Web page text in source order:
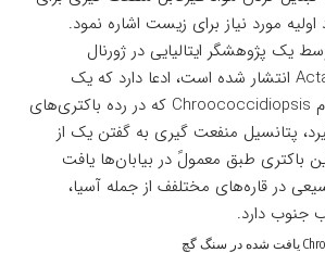
مورد نیاز برای زیست اشاره نمود.
یک پژوهشگر ایتالیایی در ژورنال
انتشار شده است، ادعا دارد که یک
سیانوباکتر خاص به نام Chroococcidiopsis که در رده باکتری‌های
پتانسیل منفعت گیری به گفتن یک از
باکتری طبق معمولً در بیابان‌ها یافت
در قاره‌های مختلفف از جمله آسیا،
جنوب دارد.